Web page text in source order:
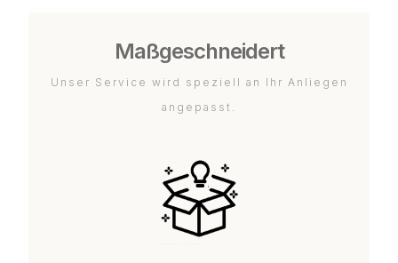
Maßgeschneidert
Unser Service wird speziell an Ihr Anliegen
angepasst.